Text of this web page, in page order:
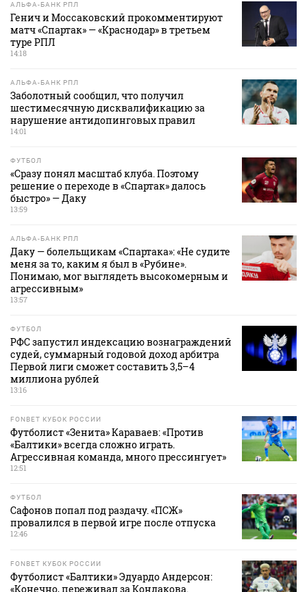
АЛЬФА-БАНК РПЛ
Генич и Моссаковский прокомментируют
матч «Спартак» — «Краснодар» в третьем
туре РПЛ
14:18
АЛЬФА-БАНК РПЛ
Заболотный сообщил, что получил
шестимесячную дисквалификацию за
нарушение антидопинговых правил
14:01
ФУТБОЛ
«Сразу понял масштаб клуба. Поэтому
решение о переходе в «Спартак» далось
быстро» — Даку
13:59
АЛЬФА-БАНК РПЛ
Даку — болельщикам «Спартака»: «Не судите
меня за то, каким я был в «Рубине».
Понимаю, мог выглядеть высокомерным и
агрессивным»
13:57
ФУТБОЛ
РФС запустил индексацию вознаграждений
судей, суммарный годовой доход арбитра
Первой лиги сможет составить 3,5–4
миллиона рублей
13:16
FONBET КУБОК РОССИИ
Футболист «Зенита» Караваев: «Против
«Балтики» всегда сложно играть.
Агрессивная команда, много прессингует»
12:51
ФУТБОЛ
Сафонов попал под раздачу. «ПСЖ»
провалился в первой игре после отпуска
12:46
FONBET КУБОК РОССИИ
Футболист «Балтики» Эдуардо Андерсон:
«Конечно, переживал за Кондакова.